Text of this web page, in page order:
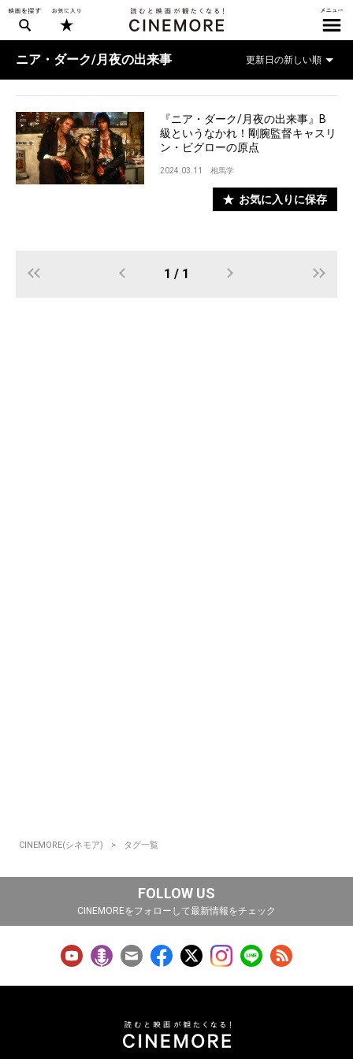
ニア・ダーク/月夜の出来事
『ニア・ダーク/月夜の出来事』B
級というなかれ！剛腕監督キャスリ
ン・ビグローの原点
2024.03.11 相馬学
お気に入りに保存
1 / 1
CINEMORE(シネモア) タグ一覧
FOLLOW US
CINEMOREをフォローして最新情報をチェック